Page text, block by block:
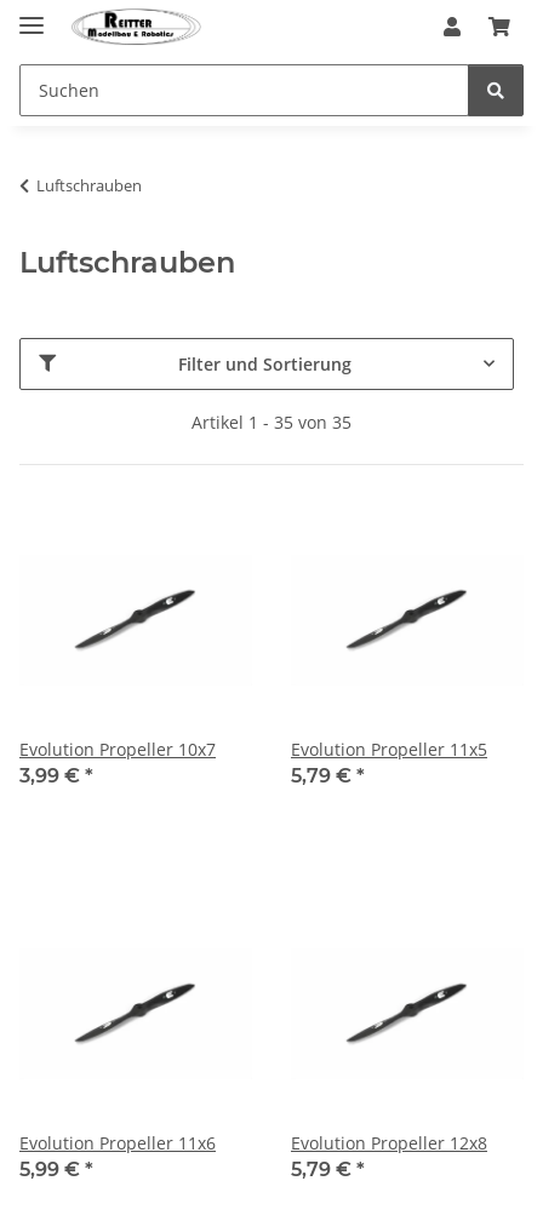
Luftschrauben
Luftschrauben
Filter und Sortierung
Artikel 1 - 35 von 35
Evolution Propeller 10x7
3,99 € *
Evolution Propeller 11x5
5,79 € *
Evolution Propeller 11x6
5,99 € *
Evolution Propeller 12x8
5,79 € *